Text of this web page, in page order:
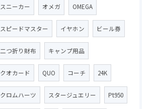
スニーカー オメガ OMEGA
スピードマスター イヤホン ビール券
二つ折り財布 キャンプ用品
クオカード QUO コーチ 24K
クロムハーツ スタージュエリー Pt950